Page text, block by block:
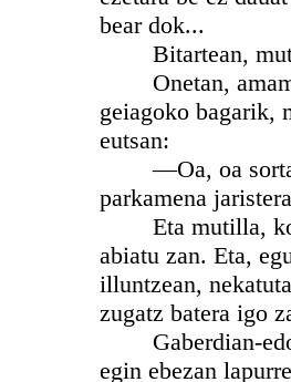
bear dok...
Bitartean,
Onetan,
geiagoko bagarik,
eutsan:
—Oa, oa sorta
parkamena
Eta mutilla,
abiatu zan. Eta,
illuntzean,
zugatz batera igo
Gaberdian-edo,
egin ebezan